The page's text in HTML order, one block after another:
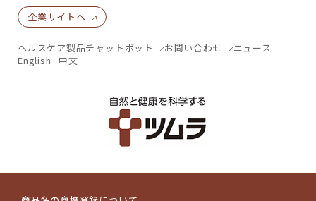
企業サイトへ
ヘルスケア製品チャットボット お問い合わせ
ニュース
English 中文